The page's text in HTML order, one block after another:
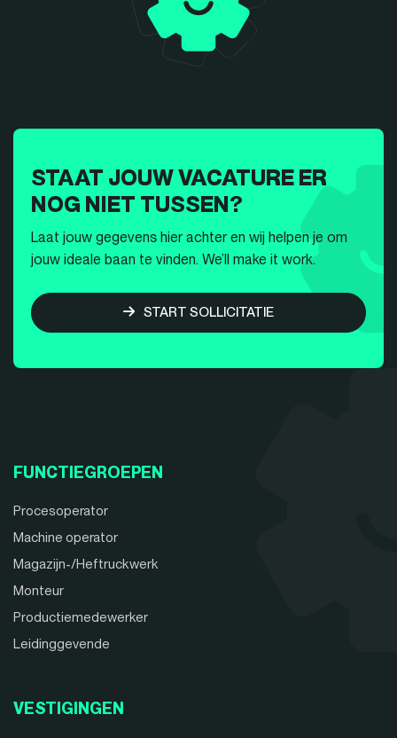
STAAT JOUW VACATURE ER
NOG NIET TUSSEN?
Laat jouw gegevens hier achter en wij helpen je om
jouw ideale baan te vinden. We’ll make it work.
START SOLLICITATIE
FUNCTIEGROEPEN
Procesoperator
Machine operator
Magazijn-/Heftruckwerk
Monteur
Productiemedewerker
Leidinggevende
VESTIGINGEN